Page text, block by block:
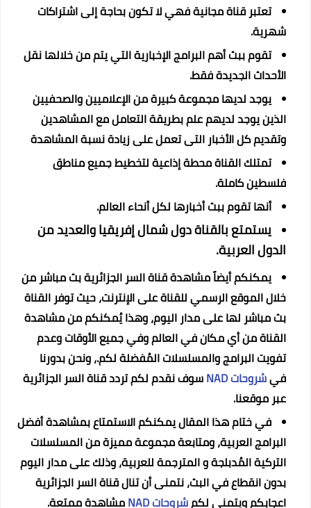
تعتبر قناة مجانية فهي لا تكون بحاجة إلى اشتراكات
شهرية.
تقوم ببث أهم البرامج الإخبارية التي يتم من خلالها نقل
الأحداث الجديدة فقط.
يوجد لديها مجموعة كبيرة من الإعلاميين والصحفيين
الذين يوجد لديهم علم بطريقة التعامل مع المشاهدين
وتقديم كل الأخبار التى تعمل على زيادة نسبة المشاهدة
تمتلك القناة محطة إذاعية لتخطيط جميع مناطق
فلسطين كاملة.
أنها تقوم ببث أخبارها لكل أنحاء العالم.
يستمتع بالقناة دول شمال إفريقيا والعديد من
الدول العربية.
يمكنكم أيضاً مشاهدة قناة السر الجزائرية بث مباشر من
خلال الموقع الرسمي للقناة على الإنترنت، حيث توفر القناة
بث مباشر لها على مدار اليوم، وهذا يُمكنكم من مشاهدة
القناة من أي مكان في العالم وفي جميع الأوقات وعدم
تفويت البرامج والمسلسلات المُفضلة لكم.، ونحن بدورنا
فيشروحات NAD
سوف نقدم لكم تردد قناة السر الجزائرية
عبر موقعنا.
في ختام هذا المقال يمكنكم الاستمتاع بمشاهدة أفضل
البرامج العربية، ومتابعة مجموعة مميزة من المسلسلات
التركية المُدبلجة و المترجمة للعربية، وذلك على مدار اليوم
بدون انقطاع في البث، نتمنى أن تنال قناة السر الجزائرية
اعجابكم ويتمنى لكمشروحات NAD مشاهدة ممتعة.